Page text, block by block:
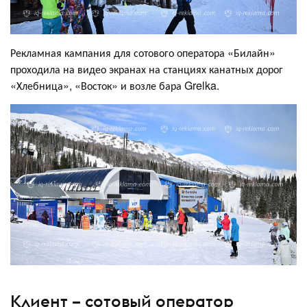
Рекламная кампания для сотового оператора «Билайн»
проходила на видео экранах на станциях канатных дорог
«Хлебница», «Восток» и возле бара Grelka.
Клиент – сотовый оператор